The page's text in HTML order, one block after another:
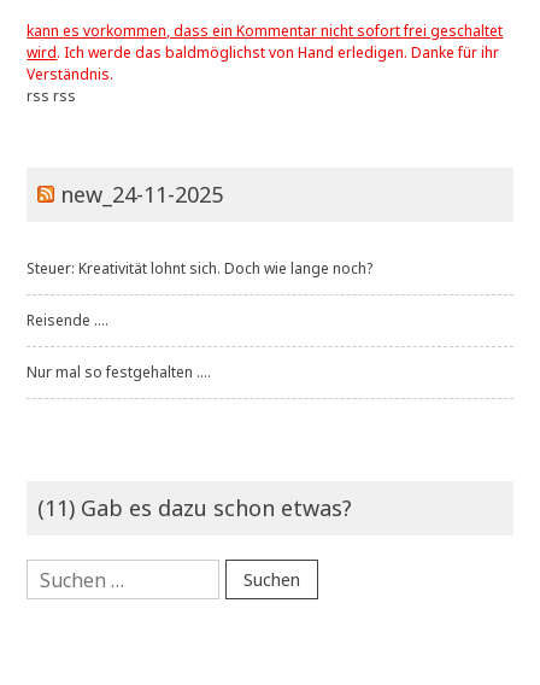
kann es vorkommen, dass ein Kommentar nicht sofort frei geschaltet
wird. Ich werde das baldmöglichst von Hand erledigen. Danke für ihr
Verständnis.
rss rss
new_24-11-2025
Steuer: Kreativität lohnt sich. Doch wie lange noch?
Reisende ....
Nur mal so festgehalten ....
(11) Gab es dazu schon etwas?
Suchen
nach: